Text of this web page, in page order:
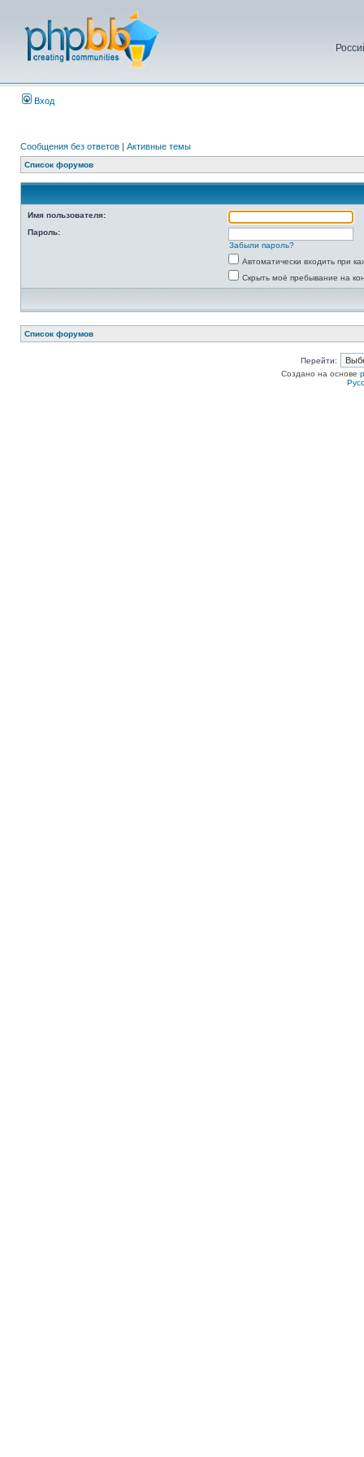
Вход
Сообщения без ответов | Активные темы
Список форумов
Имя пользователя:
Пароль:
Забыли пароль?
Автоматически входить при
Скрыть моё пребывание на
Список форумов
Перейти:
Создано на основе